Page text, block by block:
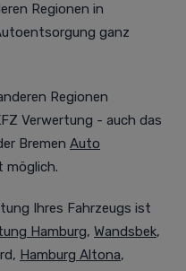
Regionen in
ganz
Regionen
Verwertung - auch das
Bremen Auto
möglich.
Ihres Fahrzeugs ist
Hamburg, Wandsbek,
Hamburg Altona,